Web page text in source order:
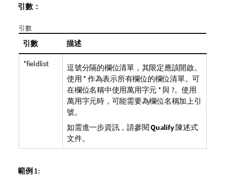
引數：
引數
引數 描述
*fieldlist
逗號分隔的欄位清單，其限定應該開啟。
使用 *作為表示所有欄位的欄位清單。可
在欄位名稱中使用萬用字元 *與?。使用
萬用字元時，可能需要為欄位名稱加上引
號。
如需進一步資訊，請參閱Qualify陳述式
文件。
範例 1: